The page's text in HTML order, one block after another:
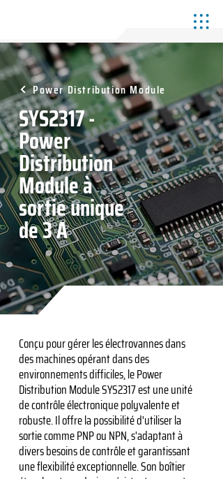
Power Distribution Module
SYS2317 -
Power
Distribution
Module à
sortie unique
de 3 A
Conçu pour gérer les électrovannes dans
des machines opérant dans des
environnements difficiles, le Power
Distribution Module SYS2317 est une unité
de contrôle électronique polyvalente et
robuste. Il offre la possibilité d'utiliser la
sortie comme PNP ou NPN, s'adaptant à
divers besoins de contrôle et garantissant
une flexibilité exceptionnelle. Son boîtier